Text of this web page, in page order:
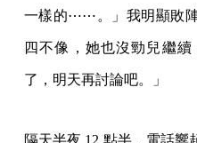
一樣的⋯⋯。」我明顯敗
四不像，她也沒勁兒繼
了，明天再討論吧。」